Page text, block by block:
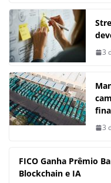
3
3
FICO Ganha Prêmio
Blockchain e IA